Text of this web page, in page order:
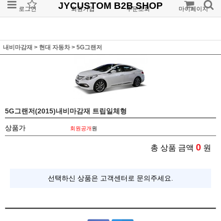
로그인 회원가입 주문조회 마이페이지
JYCUSTOM B2B SHOP
내비마감재 > 현대 자동차> 5G그랜저
5G그랜저(2015)내비마감재 트립일체형
상품가 회원공개원
총 상품 금액 0 원
선택하신 상품은 고객센터로 문의주세요.